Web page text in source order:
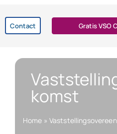
Contact Gratis VSO
Vaststellingsovereenkomst
Ontslag
komst
Home »